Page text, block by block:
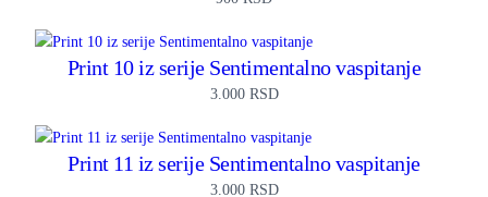
Print 10 iz serije Sentimentalno vaspitanje
3.000 RSD
Print 11 iz serije Sentimentalno vaspitanje
3.000 RSD